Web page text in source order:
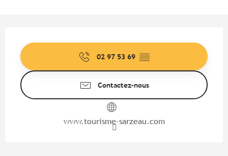
02 97 53 69 ▒▒
Contactez-nous
www.tourisme-sarzeau.com